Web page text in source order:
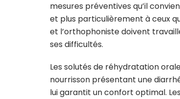
mesures préventives qu’il
et plus particulièrement à ceux
et l’orthophoniste doivent
ses difficultés.
Les solutés de réhydratation
nourrisson présentant une
lui garantit un confort optimal.